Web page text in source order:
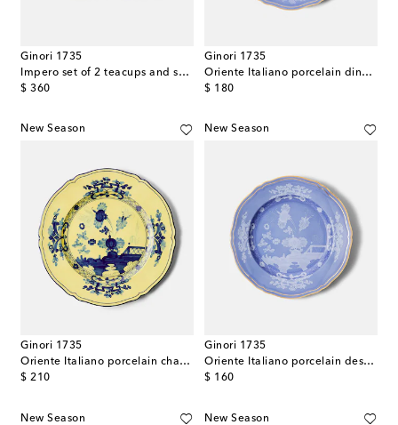
Ginori 1735
Impero set of 2 teacups and saucers
$ 360
original price
Ginori 1735
Oriente Italiano porcelain dinner plate
$ 180
original price
New Season
Ginori 1735
Oriente Italiano porcelain charger plate
$ 210
original price
New Season
Ginori 1735
Oriente Italiano porcelain dessert plate
$ 160
original price
New Season New Season